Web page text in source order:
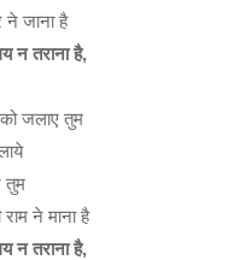
जाना है
न तराना है,
जलाए तुम
तुम
ने माना है
न तराना है,